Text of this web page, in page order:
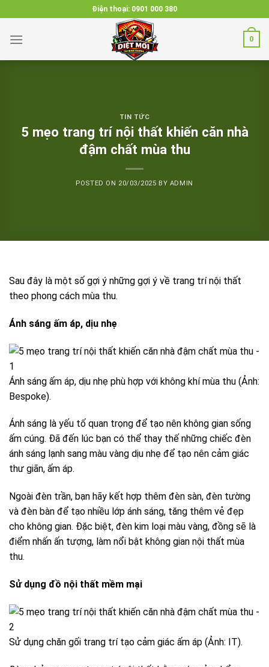
to
content
Điện thoại: 0901 000 380
0
TIN TỨC
5 mẹo trang trí nội thất khiến căn nhà
đậm chất mùa thu
POSTED ON 20/03/2025 BY ADMIN
Sau đây là một số gợi ý những gợi ý về trang trí nội thất
theo phong cách mùa thu.
Ánh sáng ấm áp, dịu nhẹ
Ánh sáng ấm áp, dịu nhẹ phù hợp với không khí mùa thu (Ảnh:
Bespoke).
Ánh sáng là yếu tố quan trọng để tạo nên không gian sống
ấm cúng. Đã đến lúc bạn có thể thay thế những chiếc đèn
ánh sáng lạnh sang màu vàng dịu nhẹ để tạo nên cảm giác
thư giãn, ấm áp.
Ngoài đèn trần, bạn hãy kết hợp thêm đèn sàn, đèn tường
và đèn bàn để tạo nhiều lớp ánh sáng, tăng thêm vẻ đẹp
cho không gian. Đặc biệt, đèn kim loại màu vàng, đồng sẽ là
điểm nhấn ấn tượng, làm nổi bật không gian nội thất mùa
thu.
Sửdụng đồ nội thất mềm mại
Sử dụng chăn gối trang trí tạo cảm giác ấm áp (Ảnh: IT).